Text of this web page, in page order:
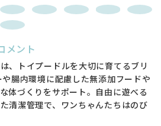
疾患ですが、【PRA進行性網膜萎縮
（DM）・フォンビルブランド病
くなる心配がありません）
証明書、健康診断証明書をお渡し致
手入れ、食事、お散歩、接し方等の
ていただいております。
ント
、トイプードルを大切に育てるブリ
腸内環境に配慮した無添加フードや
体づくりをサポート。自由に遊べる
清潔管理で、ワンちゃんたちはのび